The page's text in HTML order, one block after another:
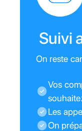
Suivi
On reste
Vos
Les
On